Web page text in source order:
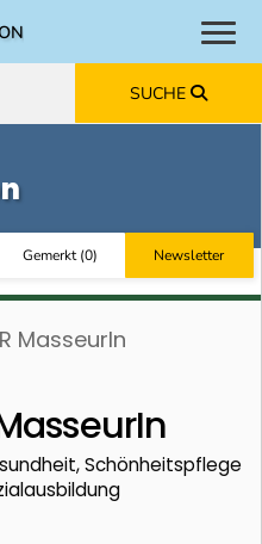
SUCHE
Gemerkt(0) Newsletter
MasseurIn
Schönheitspflege